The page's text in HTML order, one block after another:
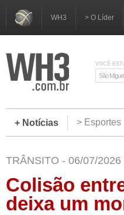
WH3 > O Líder
VOCÊ
São
+ Notícias > Esportes
TRÂNSITO - 06/07/2026
Colisão
deixa um